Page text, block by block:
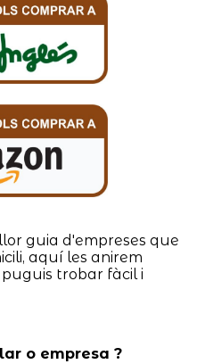
guia d'empreses que
aquí les anirem
trobar fàcil i
o empresa ?